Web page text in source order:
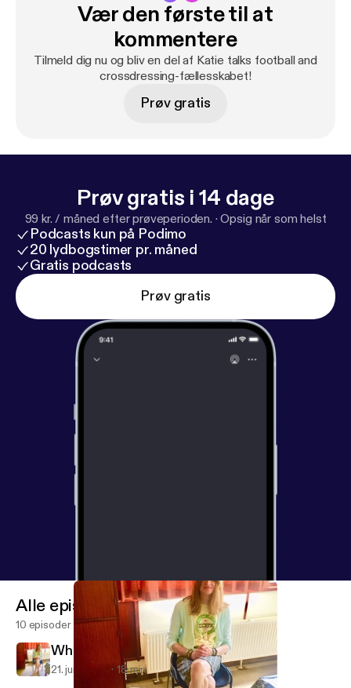
Vær den første til at
kommentere
Tilmeld dig nu og bliv en del af Katie talks football and
crossdressing-fællesskabet!
Prøv gratis
Prøv gratis i 14 dage
99 kr. / måned efter prøveperioden. ·Opsig når som helst
Podcasts kun på Podimo
20 lydbogstimer pr. måned
Gratis podcasts
Prøv gratis
Alle episoder
10 episoder
When Jimmy Greaves wouldnt walk
21. juni 2019 18 min